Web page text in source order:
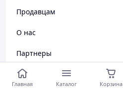
Продавцам
О нас
Партнеры
Тема светлая
Главная Каталог Корзина